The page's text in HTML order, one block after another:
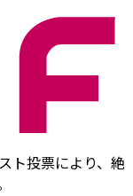
ト投票により、絶